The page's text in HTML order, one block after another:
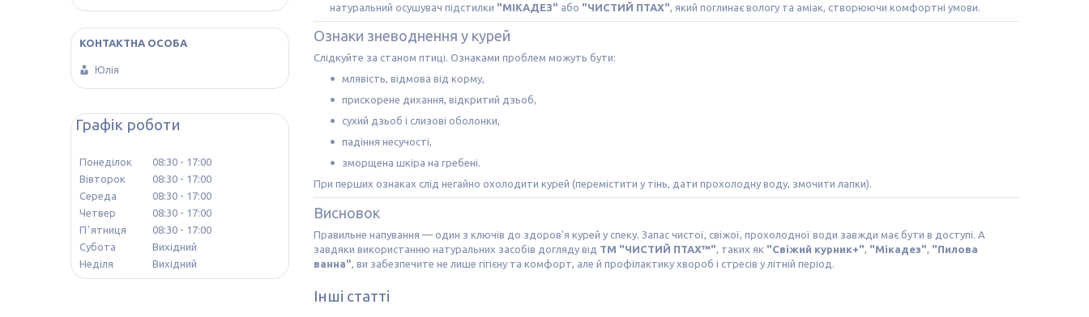
натуральний осушувач підстилки "МІКАДЕЗ" або "ЧИСТИЙ ПТАХ", який поглинає вологу та аміак, створюючи комфортні умови.
Ознаки зневоднення у курей
Слідкуйте за станом птиці. Ознаками проблем можуть бути:
млявість, відмова від корму,
прискорене дихання, відкритий дзьоб,
сухий дзьоб і слизові оболонки,
падіння несучості,
зморщена шкіра на гребені.
При перших ознаках слід негайно охолодити курей (перемістити у тінь, дати прохолодну воду, змочити лапки).
Висновок
Правильне напування — один з ключів до здоров'я курей у спеку. Запас чистої, свіжої, прохолодної води завжди має бути в доступі. А
завдяки використанню натуральних засобів догляду від ТМ "ЧИСТИЙ ПТАХ™" , таких як "Свіжий курник+" "Мікадез" "Пилова
ванна" , ви забезпечите не лише гігієну та комфорт, але й профілактику хвороб і стресів у літній період.
Інші статті
Юлія
Графік роботи
Понеділок 08:30
17:00
Вівторок
08:30
17:00
Середа
08:30
17:00
Четвер
08:30
17:00
Пʼятниця
08:30
17:00
Субота
Вихідний
Неділя
Вихідний